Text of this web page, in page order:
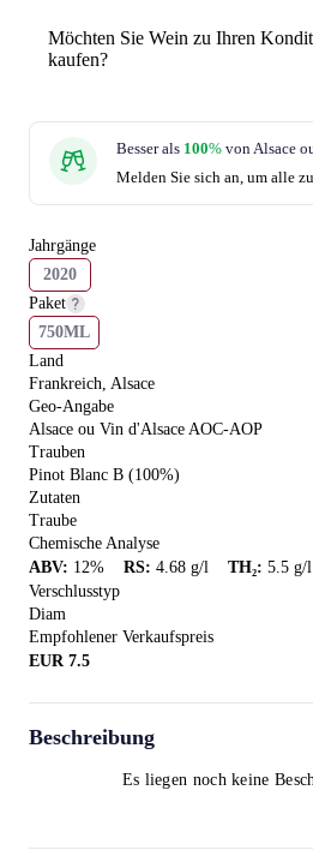
Möchten Sie Wein zu Ihren
kaufen?
Besser als 100% von Alsace
Melden Sie sich an, um alle
Jahrgänge
2020
Paket
750ML
Land
Frankreich, Alsace
Geo-Angabe
Alsace ou Vin d'Alsace AOC-AOP
Trauben
Pinot Blanc B (100%)
Zutaten
Traube
Chemische Analyse
ABV: 12% RS: 4.68 g/l TH₂: 5.5 g/l
Verschlusstyp
Diam
Empfohlener Verkaufspreis
EUR 7.5
Beschreibung
Es liegen noch keine